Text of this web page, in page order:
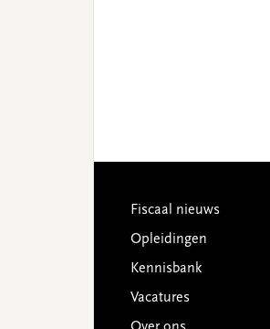
Footer
Fiscaal nieuws
Opleidingen
Kennisbank
Vacatures